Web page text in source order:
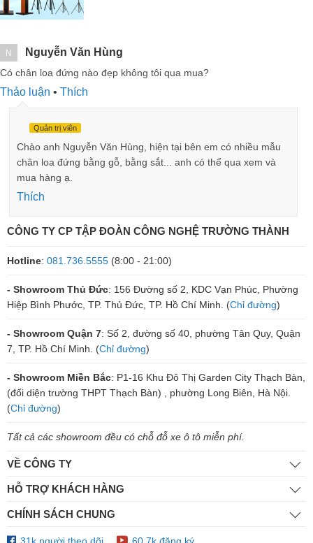
N Nguyễn Văn Hùng
Có chân loa đứng nào đẹp không tôi qua mua?
Thảo luận • Thích
Quản trị viên
Chào anh Nguyễn Văn Hùng, hiện tại bên em có nhiều mẫu
chân loa đứng bằng gỗ, bằng sắt... anh có thể qua xem và
mua hàng ạ.
Thích
CÔNG TY CP TẬP ĐOÀN CÔNG NGHỆ TRƯỜNG THÀNH
Hotline: 081.736.5555 (8:00 - 21:00)
- Showroom Thủ Đức: 156 Đường số 2, KDC Vạn Phúc, Phường
Hiệp Bình Phước, TP. Thủ Đức, TP. Hồ Chí Minh. (Chỉ đường)
- Showroom Quận 7: Số 2, đường số 40, phường Tân Quy, Quận
7, TP. Hồ Chí Minh. (Chỉ đường)
- Showroom Miền Bắc: P1-16 Khu Đô Thị Garden City Thạch Bàn,
(đối diện trường THPT Thạch Bàn) , phường Long Biên, Hà Nội.
(Chỉ đường)
Tất cả các showroom đều có chỗ đỗ xe ô tô miễn phí.
VỀ CÔNG TY
HỖ TRỢ KHÁCH HÀNG
CHÍNH SÁCH CHUNG
31k người theo dõi 60,7k đăng ký